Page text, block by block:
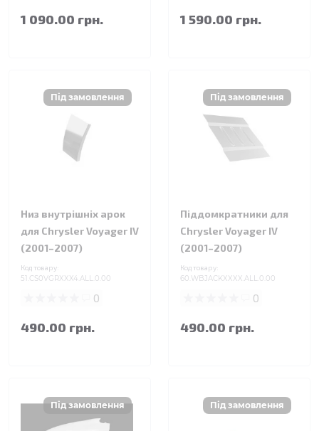
1 090.00 грн. 1 590.00 грн.
Низ внутрішніх арок
для Chrysler Voyager IV
(2001–2007)
Код товару:
51.CS0VGRXXX4.ALL.0.00
0
490.00 грн.
Піддомкратники для
Chrysler Voyager IV
(2001–2007)
Код товару:
60.WBJACKXXXX.ALL.0.00
0
490.00 грн.